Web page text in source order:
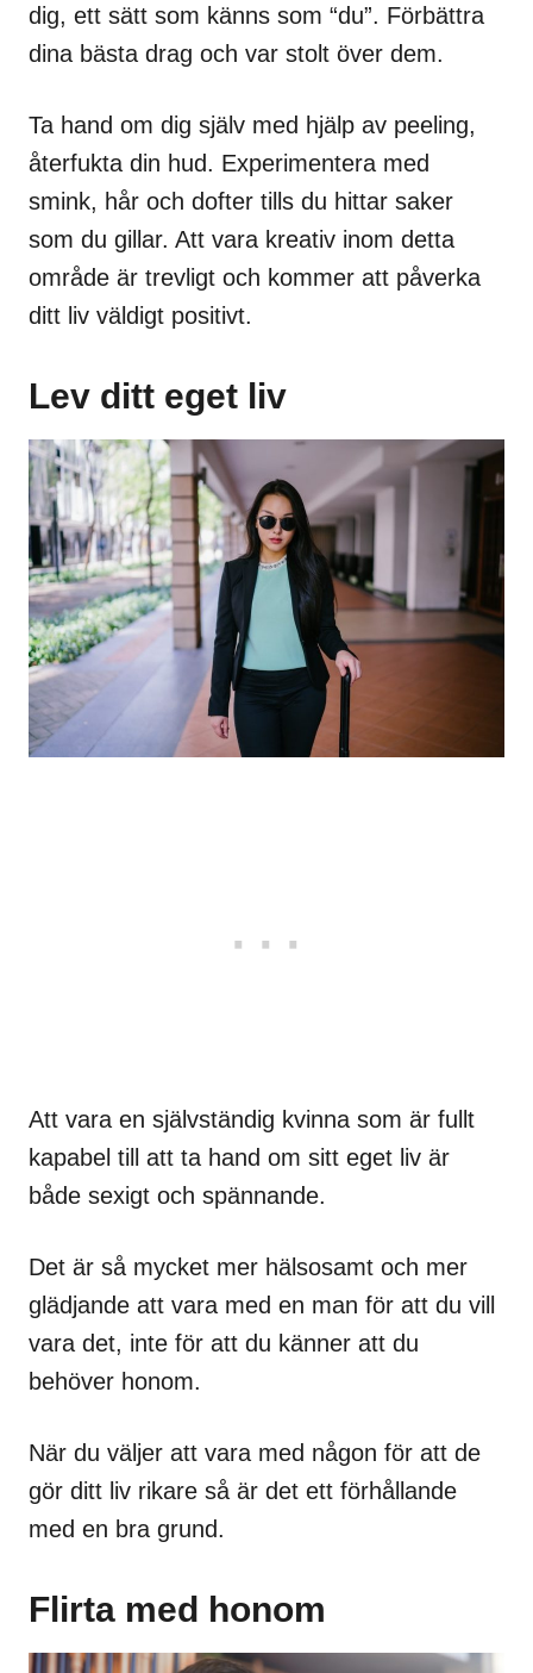
dig, ett sätt som känns som “du”. Förbättra
dina bästa drag och var stolt över dem.
Ta hand om dig själv med hjälp av peeling,
återfukta din hud. Experimentera med
smink, hår och dofter tills du hittar saker
som du gillar. Att vara kreativ inom detta
område är trevligt och kommer att påverka
ditt liv väldigt positivt.
Lev ditt eget liv
Att vara en självständig kvinna som är fullt
kapabel till att ta hand om sitt eget liv är
både sexigt och spännande.
Det är så mycket mer hälsosamt och mer
glädjande att vara med en man för att du vill
vara det, inte för att du känner att du
behöver honom.
När du väljer att vara med någon för att de
gör ditt liv rikare så är det ett förhållande
med en bra grund.
Flirta med honom